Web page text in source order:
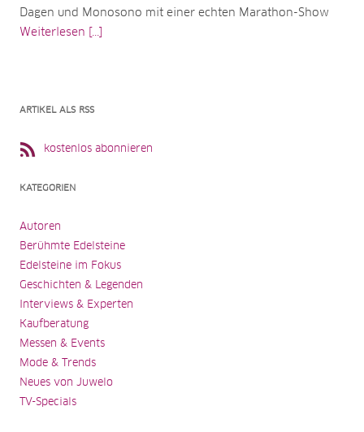
Dagen und Monosono mit einer echten Marathon-Show
Weiterlesen [...]
ARTIKEL ALS RSS
kostenlos abonnieren
KATEGORIEN
Autoren
Berühmte Edelsteine
Edelsteine im Fokus
Geschichten & Legenden
Interviews & Experten
Kaufberatung
Messen & Events
Mode & Trends
Neues von Juwelo
TV-Specials